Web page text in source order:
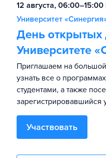
12 августа,
Университет
День открытых
Университете
Приглашаем на
узнать все о
студентами, а также
зарегистрировавшийся
Участвовать